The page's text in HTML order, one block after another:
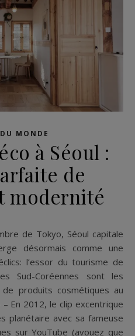
MONDE
à Séoul :
de
modernité
désormais comme une
l’essor du tourisme de
Sud-Coréennes sont les
produits cosmétiques au
En 2012, le clip excentrique
planétaire avec sa fameuse
sur YouTube (avouez que